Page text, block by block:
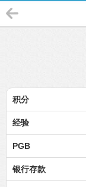
积分
经验
PGB
银行存款